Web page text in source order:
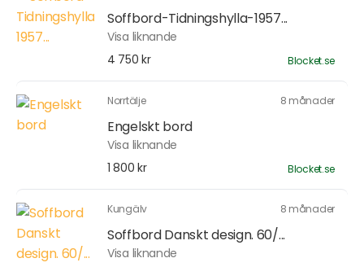
Soffbord-Tidningshylla-1957...
Visa liknande
4 750 kr
Blocket.se
Norrtälje 8 månader
Engelskt bord
Visa liknande
1 800 kr
Blocket.se
Kungälv 8 månader
Soffbord Danskt design. 60/...
Visa liknande